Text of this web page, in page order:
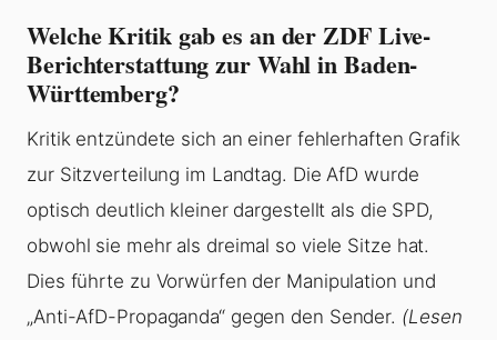
Welche Kritik gab es an der ZDF Live-
Berichterstattung zur Wahl in Baden-
Württemberg?
Kritik entzündete sich an einer fehlerhaften Grafik
zur Sitzverteilung im Landtag. Die AfD wurde
optisch deutlich kleiner dargestellt als die SPD,
obwohl sie mehr als dreimal so viele Sitze hat.
Dies führte zu Vorwürfen der Manipulation und
„Anti-AfD-Propaganda“ gegen den Sender. (Lesen